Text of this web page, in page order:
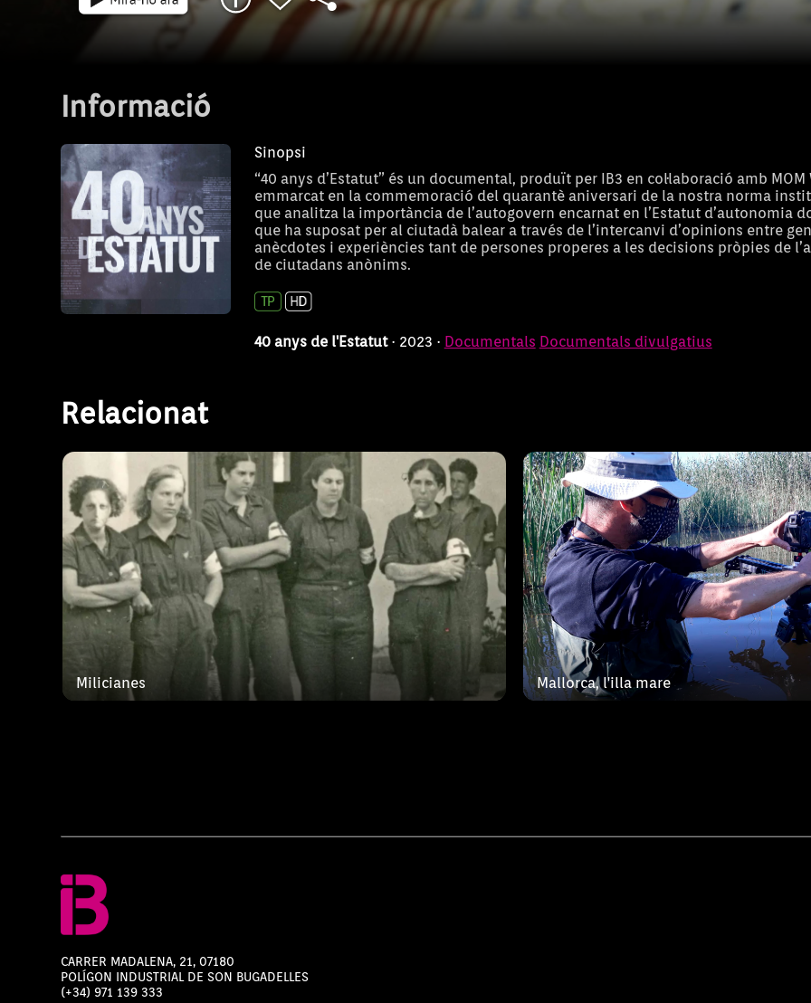
Informació
Sinopsi
“40 anys d’Estatut” és un documental, produït per IB3 en col·laboració amb MOM
emmarcat en la commemoració del quarantè aniversari de la nostra norma
que analitza la importància de l’autogovern encarnat en l’Estatut d’autonomia
que ha suposat per al ciutadà balear a través de l’intercanvi d’opinions entre
anècdotes i experiències tant de persones properes a les decisions pròpies de
de ciutadans anònims.
40 anys de l'Estatut · 2023 · Documentals Documentals divulgatius
Relacionat
Milicianes
Milicianes
L'existència d'un diari escrit per una d'elles, on es relata
els dies de campanya a Mallorca, i una f
Mallorca, l'illa mare
CARRER MADALENA, 21, 07180
POLÍGON INDUSTRIAL DE SON BUGADELLES
(+34) 971 139 333